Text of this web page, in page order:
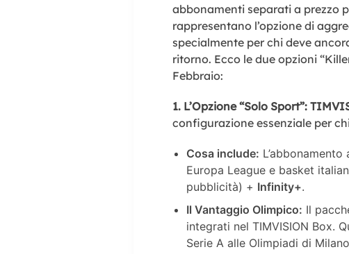
abbonamenti separati a prezzo
rappresentano l’opzione di
specialmente per chi deve
ritorno. Ecco le due opzioni
Febbraio:
1. L’Opzione “Solo Sport”:
configurazione essenziale per
Cosa include: L’abbonamento
Europa League e basket
pubblicità) + Infinity+.
Il Vantaggio Olimpico: Il
integrati nel TIMVISION Box.
Serie A alle Olimpiadi di